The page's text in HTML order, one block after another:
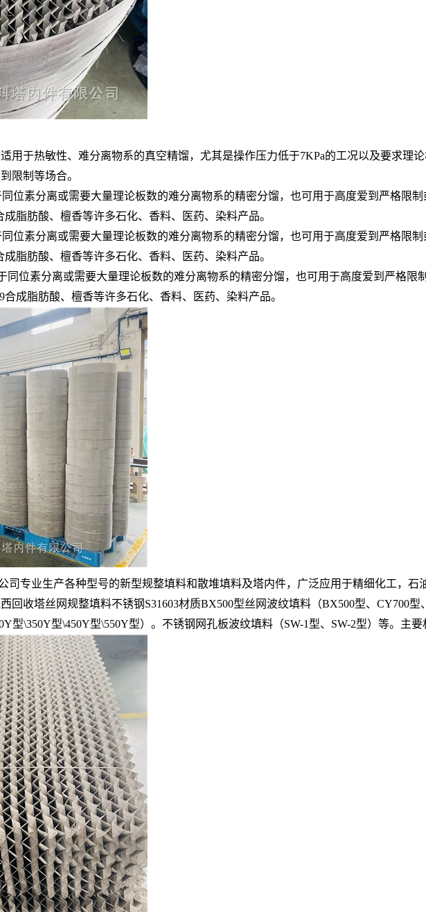
于热敏性、难分离物系的真空精馏，尤其是操作压力低于7KPa的工况以及要求理
限制等场合。
位素分离或需要大量理论板数的难分离物系的精密分馏，也可用于高度爱到严格限
脂肪酸、檀香等许多石化、香料、医药、染料产品。
位素分离或需要大量理论板数的难分离物系的精密分馏，也可用于高度爱到严格限
脂肪酸、檀香等许多石化、香料、医药、染料产品。
同位素分离或需要大量理论板数的难分离物系的精密分馏，也可用于高度爱到严格限
成脂肪酸、檀香等许多石化、香料、医药、染料产品。
专业生产各种型号的新型规整填料和散堆填料及塔内件，广泛应用于精细化工，石
回收塔丝网规整填料不锈钢S31603材质BX500型丝网波纹填料（BX500型、CY700
型\350Y型\450Y型\550Y型）。不锈钢网孔板波纹填料（SW-1型、SW-2型）等。主要